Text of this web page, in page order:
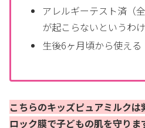
アレルギーテスト済（
が起こらないというわけ
生後6ヶ月頃から使える
こちらのキッズピュアミルク
ロック膜で子どもの肌を守りま